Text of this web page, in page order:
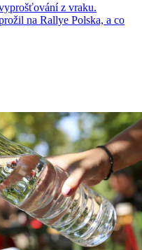
z vraku.
na Rallye Polska, a co